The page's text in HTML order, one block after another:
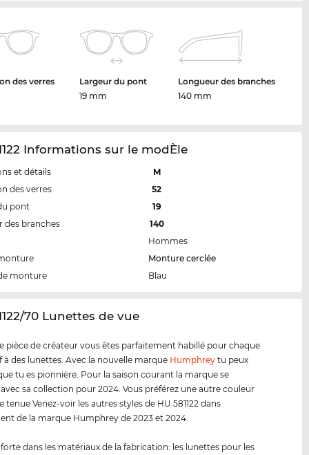
des verres
Largeur du pont
19 mm
Longueur des branches
140 mm
Informations sur le modÈle
et détails
M
des verres
52
pont
19
des branches
140
Hommes
Monture cerclée
monture
Blau
70 Lunettes de vue
pièce de créateur vous êtes parfaitement habillé pour chaque
à des lunettes. Avec la nouvelle marque Humphrey tu peux
tu es pionnière. Pour la saison courant la marque se
sa collection pour 2024. Vous préférez une autre couleur
tenue Venez-voir les autres styles de HU 581122 dans
de la marque Humphrey de 2023 et 2024.
dans les matériaux de la fabrication: les lunettes pour les